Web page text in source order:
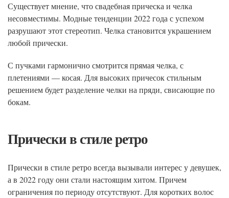
Существует мнение, что свадебная прическа и челка
несовместимы. Модные тенденции 2022 года с успехом
разрушают этот стереотип. Челка становится украшением
любой прически.
С пучками гармонично смотрится прямая челка, с
плетениями — косая. Для высоких причесок стильным
решением будет разделение челки на пряди, свисающие по
бокам.
Прически в стиле ретро
Прически в стиле ретро всегда вызывали интерес у девушек,
а в 2022 году они стали настоящим хитом. Причем
ограничения по периоду отсутствуют. Для коротких волос